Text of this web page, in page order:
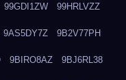
99GDI1ZW 99HRLVZZ
9AS5DY7Z 9B2V77PH
9BIRO8AZ 9BJ6RL38